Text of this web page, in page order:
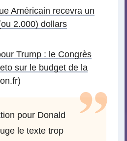
Américain recevra un
2.000) dollars
Trump : le Congrès
sur le budget de la
pour Donald
le texte trop